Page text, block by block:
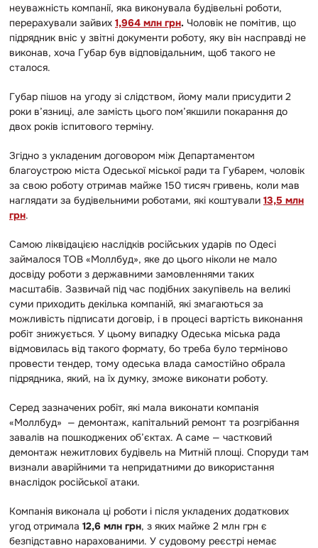
неуважність компанії, яка виконувала будівельні роботи,
перерахували зайвих 1,964 млн грн. Чоловік не помітив, що
підрядник вніс у звітні документи роботу, яку він насправді не
виконав, хоча Губар був відповідальним, щоб такого не
сталося.
Губар пішов на угоду зі слідством, йому мали присудити 2
роки в’язниці, але замість цього пом’якшили покарання до
двох років іспитового терміну.
Згідно з укладеним договором між Департаментом
благоустрою міста Одеської міської ради та Губарем, чоловік
за свою роботу отримав майже 150 тисяч гривень, коли мав
наглядати за будівельними роботами, які коштували 13,5 млн
грн.
Самою ліквідацією наслідків російських ударів по Одесі
займалося ТОВ «Моллбуд», яке до цього ніколи не мало
досвіду роботи з державними замовленнями таких
масштабів. Зазвичай під час подібних закупівель на великі
суми приходить декілька компаній, які змагаються за
можливість підписати договір, і в процесі вартість виконання
робіт знижується. У цьому випадку Одеська міська рада
відмовилась від такого формату, бо треба було терміново
провести тендер, тому одеська влада самостійно обрала
підрядника, який, на їх думку, зможе виконати роботу.
Серед зазначених робіт, які мала виконати компанія
«Моллбуд» — демонтаж, капітальний ремонт та розгрібання
завалів на пошкоджених об’єктах. А саме — частковий
демонтаж нежитлових будівель на Митній площі. Споруди там
визнали аварійними та непридатними до використання
внаслідок російської атаки.
Компанія виконала ці роботи і після укладених додаткових
угод отримала 12,6 млн грн, з яких майже 2 млн грн є
безпідставно нарахованими. У судовому реєстрі немає